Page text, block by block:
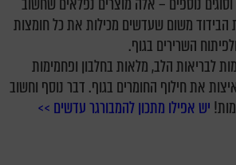
נוספים – אלה מוצרים נפלאים שחשוב
הבידוד משום שעדשים מכילות את כל חומצות
השרירים בגוף.
לבריאות הלב, מלאות בחלבון ופחמימות
את חילוף החומרים בגוף. דבר נוסף וחשוב
יש אפילו מתכון להמבורגר עדשים >>